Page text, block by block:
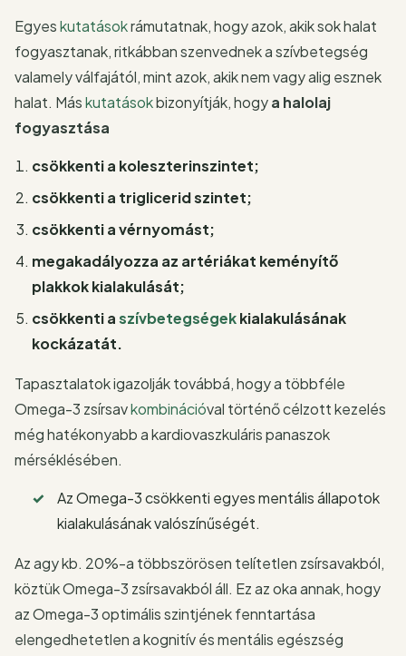
Egyeskutatásokrámutatnak, hogy azok, akik sok halat
fogyasztanak, ritkábban szenvednek a szívbetegség
valamely válfajától, mint azok, akik nem vagy alig esznek
halat. Máskutatásokbizonyítják, hogya halolaj
fogyasztása
csökkenti a koleszterinszintet;
csökkenti a triglicerid szintet;
csökkenti a vérnyomást;
megakadályozza az artériákat keményítő
plakkok kialakulását;
csökkenti aszívbetegségekkialakulásának
kockázatát.
Tapasztalatok igazolják továbbá, hogy a többféle
Omega-3 zsírsavkombinációval történő célzott kezelés
még hatékonyabb a kardiovaszkuláris panaszok
mérséklésében.
Az Omega-3 csökkenti egyes mentális állapotok
kialakulásának valószínűségét.
Az agy kb. 20%-a többszörösen telítetlen zsírsavakból,
köztük Omega-3 zsírsavakból áll. Ez az oka annak, hogy
az Omega-3 optimális szintjének fenntartása
elengedhetetlen a kognitív és mentális egészség